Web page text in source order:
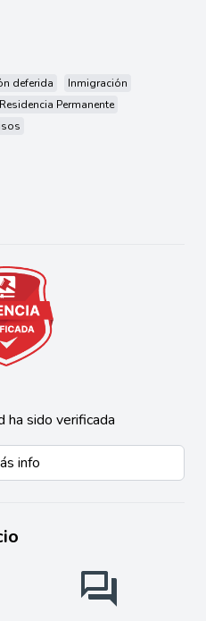
deferida
Inmigración
Residencia Permanente
ha sido verificada
info